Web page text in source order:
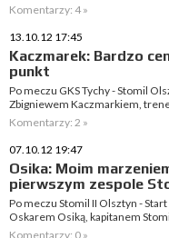
Komentarzy: 4 »
13.10.12 17:45
Kaczmarek: Bardzo
punkt
Po meczu GKS Tychy - Stomil
Zbigniewem Kaczmarkiem,
Komentarzy: 2 »
07.10.12 19:47
Osika: Moim
pierwszym zespole
Po meczu Stomil II Olsztyn -
Oskarem Osiką, kapitanem
Komentarzy: 0 »